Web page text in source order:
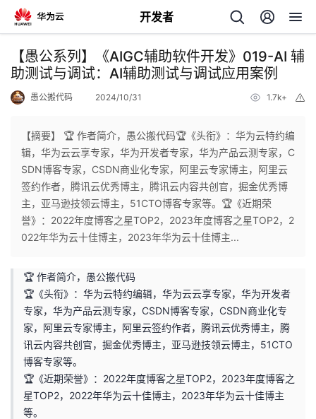
开发者
返
回
个
人
主
页
我
的
开
发
者
我
的
我
【愚公系列】《AIGC辅助软件开发》019-AI 辅
助测试与调试：AI辅助测试与调试应用案例
愚公搬代码 2024/10/31 1.7k+
【摘要】 🏆 作者简介，愚公搬代码🏆《头衔》：华为云特约编
辑，华为云云享专家，华为开发者专家，华为产品云测专家，C
SDN博客专家，CSDN商业化专家，阿里云专家博主，阿里云
签约作者，腾讯云优秀博主，腾讯云内容共创官，掘金优秀博
主，亚马逊技领云博主，51CTO博客专家等。🏆《近期荣
誉》：2022年度博客之星TOP2，2023年度博客之星TOP2，2
022年华为云十佳博主，2023年华为云十佳博主...
🏆 作者简介，愚公搬代码
🏆《头衔》：华为云特约编辑，华为云云享专家，华为开发者
专家，华为产品云测专家，CSDN博客专家，CSDN商业化专
家，阿里云专家博主，阿里云签约作者，腾讯云优秀博主，腾
讯云内容共创官，掘金优秀博主，亚马逊技领云博主，51CTO
博客专家等。
🏆《近期荣誉》：2022年度博客之星TOP2，2023年度博客之
星TOP2，2022年华为云十佳博主，2023年华为云十佳博主
等。